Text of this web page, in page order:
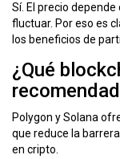
Sí. El precio
fluctuar. Por eso es
los beneficios de
¿Qué
Polygon y Solana
que reduce la
en cripto.